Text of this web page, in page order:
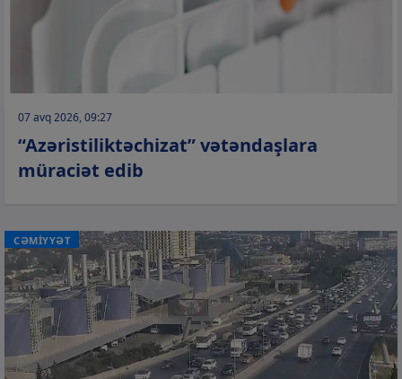
07 avq 2026, 09:27
“Azəristiliktəchizat” vətəndaşlara
müraciət edib
CƏMİYYƏT